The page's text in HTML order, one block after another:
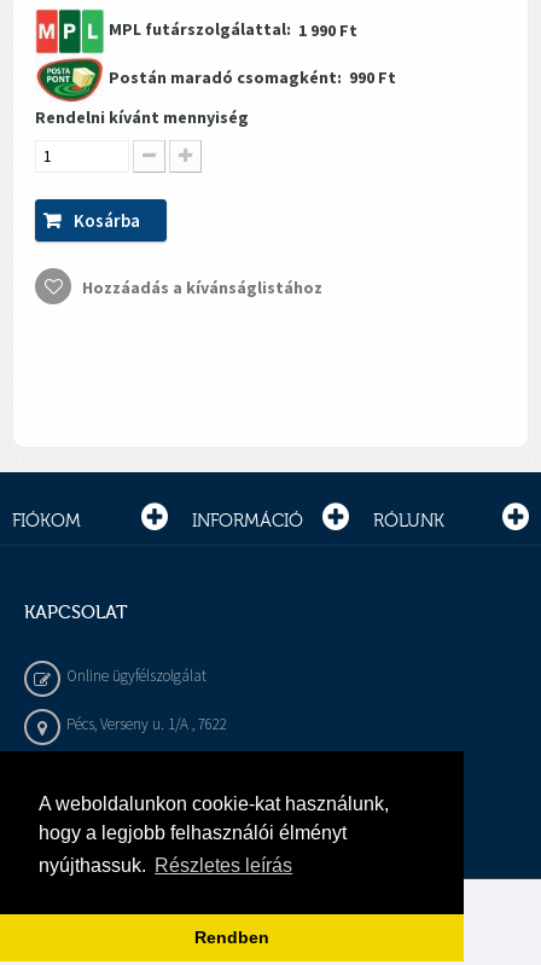
A weboldalunkon cookie-kat használunk,
hogy a legjobb felhasználói élményt
nyújthassuk. Részletes leírás
Rendben
MPL futárszolgálattal: 1 990 Ft
Postán maradó csomagként: 990 Ft
Rendelni kívánt mennyiség
Kosárba
Hozzáadás a kívánságlistához
FIÓKOM INFORMÁCIÓ RÓLUNK
KAPCSOLAT
Online ügyfélszolgálat
Pécs, Verseny u. 1/A , 7622
info@gepeszbolt.hu
Árukereső, a hiteles vásárlási kalauz
Murányi Épületgépészet Kft.